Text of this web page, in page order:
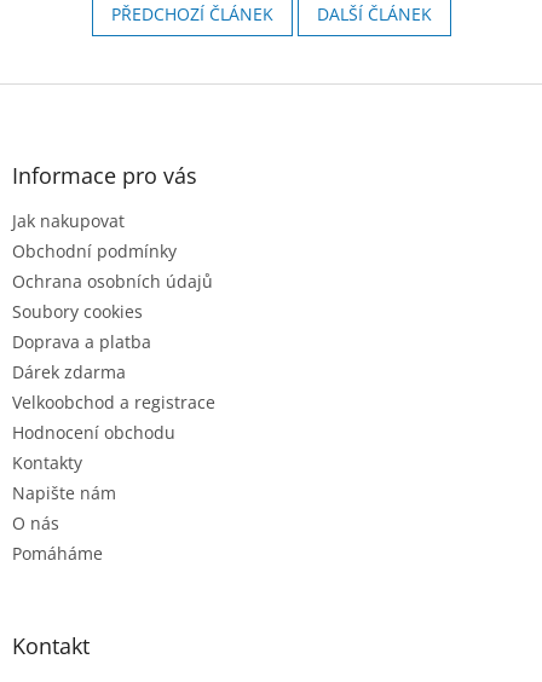
PŘEDCHOZÍ ČLÁNEK DALŠÍ ČLÁNEK
Z
Informace pro vás
Jak nakupovat
Obchodní podmínky
Ochrana osobních údajů
Soubory cookies
Doprava a platba
Dárek zdarma
Velkoobchod a registrace
Hodnocení obchodu
Kontakty
Napište nám
O nás
Pomáháme
Kontakt